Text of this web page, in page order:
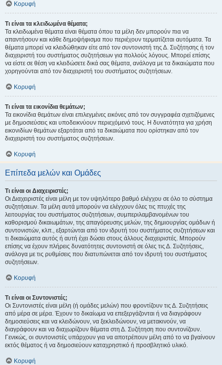
Κορυφή
Τι είναι τα κλειδωμένα θέματα;
Τα κλειδωμένα θέματα είναι θέματα όπου τα μέλη δεν μπορούν πια να
απαντήσουν και κάθε δημοψήφισμα που περιέχουν τερματίζεται αυτόματα. Τα
θέματα μπορεί να κλειδώθηκαν είτε από τον συντονιστή της Δ. Συζήτησης ή τον
διαχειριστή του συστήματος συζητήσεων για πολλούς λόγους. Μπορεί επίσης
να είστε σε θέση να κλειδώσετε δικά σας θέματα, ανάλογα με τα δικαιώματα που
χορηγούνται από τον διαχειριστή του συστήματος συζητήσεων.
Κορυφή
Τι είναι τα εικονίδια θεμάτων;
Τα εικονίδια θεμάτων είναι επιλεγμένες εικόνες από τον συγγραφέα σχετιζόμενες
με δημοσιεύσεις και υποδεικνύουν περιεχόμενό τους. Η δυνατότητα για χρήση
εικονιδίων θεμάτων εξαρτάται από τα δικαιώματα που ορίστηκαν από τον
διαχειριστή του συστήματος συζητήσεων.
Κορυφή
Επίπεδα μελών και Ομάδες
Τι είναι οι Διαχειριστές;
Οι Διαχειριστές είναι μέλη με τον υψηλότερο βαθμό ελέγχου σε όλο το σύστημα
συζητήσεων. Τα μέλη αυτά μπορούν να ελέγχουν όλες τις πτυχές της
λειτουργίας του συστήματος συζητήσεων, συμπεριλαμβανομένων του
καθορισμού δικαιωμάτων, της απαγόρευσης μελών, της δημιουργίας ομάδων ή
συντονιστών, κλπ., εξαρτώνται από τον ιδρυτή του συστήματος συζητήσεων και
τι δικαιώματα αυτός ή αυτή έχει δώσει στους άλλους διαχειριστές. Μπορούν
επίσης να έχουν πλήρεις δυνατότητες συντονιστή σε όλες τις Δ. Συζητήσεις,
ανάλογα με τις ρυθμίσεις που διατυπώνεται από τον ιδρυτή του συστήματος
συζητήσεων.
Κορυφή
Τι είναι οι Συντονιστές;
Οι Συντονιστές είναι μέλη (ή ομάδες μελών) που φροντίζουν τις Δ. Συζητήσεις
από μέρα σε μέρα. Έχουν το δικαίωμα να επεξεργάζονται ή να διαγράφουν
δημοσιεύσεις και να κλειδώνουν, να ξεκλειδώνουν, να μετακινούν, να
διαγράφουν και να διαχωρίζουν θέματα στη Δ. Συζήτηση που συντονίζουν.
Γενικώς, οι συντονιστές υπάρχουν για να αποτρέπουν μέλη από το να βγαίνουν
εκτός θέματος ή να δημοσιεύουν καταχρηστικό ή προσβλητικό υλικό.
Κορυφή